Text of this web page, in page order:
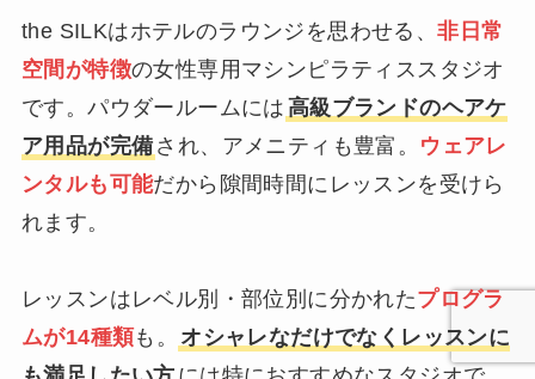
the SILKはホテルのラウンジを思わせる、非日常
空間が特徴の女性専用マシンピラティススタジオ
です。パウダールームには 高級ブランドのヘアケ
ア用品が完備 され、アメニティも豊富。 ウェアレ
ンタルも可能だから隙間時間にレッスンを受けら
れます。
レッスンはレベル別・部位別に分かれたプログラ
ムが14種類も。
オシャレなだけでなくレッスンに